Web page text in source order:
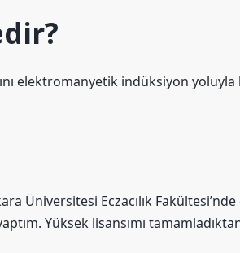
elektromanyetik indüksiyon
Üniversitesi Eczacılık
Yüksek lisansımı